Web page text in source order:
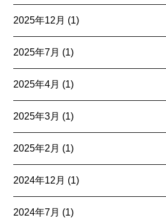
2025年12月 (1)
2025年7月 (1)
2025年4月 (1)
2025年3月 (1)
2025年2月 (1)
2024年12月 (1)
2024年7月 (1)